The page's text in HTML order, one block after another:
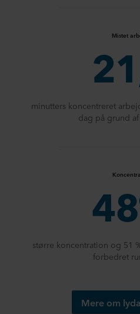
Mistet
minutters koncentreret
dag på grund
større koncentration og 51
forbedret
Mere om